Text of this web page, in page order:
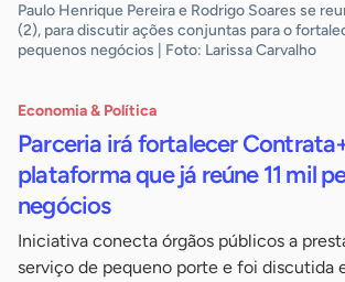
Paulo Henrique Pereira e Rodrigo Soares se
(2), para discutir ações conjuntas para o
pequenos negócios | Foto: Larissa Carvalho
Economia & Política
Parceria irá fortalecer
plataforma que já reúne 11 mil
negócios
Iniciativa conecta órgãos públicos a
serviço de pequeno porte e foi discutida